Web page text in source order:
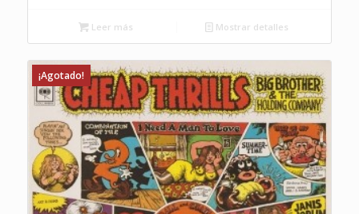
Leer más Mostrar detalles
¡Agotado!